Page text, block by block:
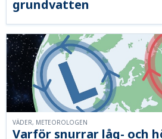
grundvatten
Varför snurrar låg- och
VÄDER, METEOROLOGEN